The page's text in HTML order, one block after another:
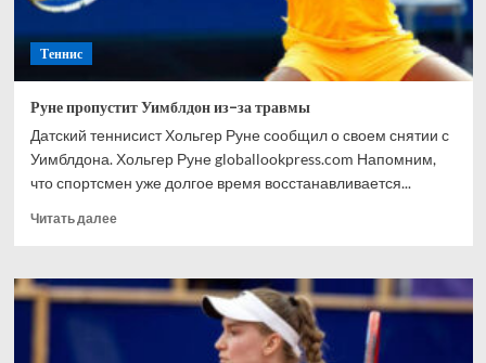
Теннис
Руне пропустит Уимблдон из-за травмы
Датский теннисист Хольгер Руне сообщил о своем снятии с
Уимблдона. Хольгер Руне globallookpress.com Напомним,
что спортсмен уже долгое время восстанавливается...
Читать далееПрочитать
Руне
пропустит